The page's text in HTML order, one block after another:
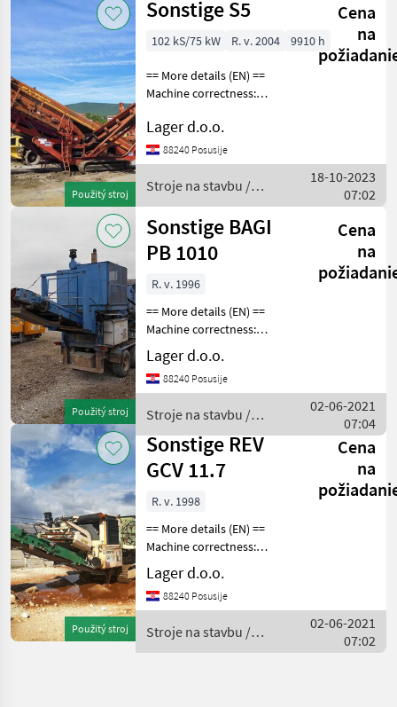
Použitý stroj
Sonstige S5
Cena
na
102 kS/75 kW R. v. 2004 9910 h
== More details (EN) ==
Machine correctness:
dimensions 4200x1500 mm
main belt 1200mm front
belt 1000mm two side belts
650mm vibrating gri
Lager d.o.o.
88240 Posusije
Stroje na stavbu /
Sonstige
18-10-2023
07:02
Použitý stroj
Sonstige BAGI
PB 1010
Cena
na
R. v. 1996
== More details (EN) ==
Machine correctness:
Correct Opening entrance:
1020x640 mm brand: BAGI
load capacity: do 130 t/hkg
(impact crusher 3
Lager d.o.o.
88240 Posusije
Stroje na stavbu /
Sonstige
02-06-2021
07:04
Použitý stroj
Sonstige REV
GCV 11.7
Cena
na
R. v. 1998
== More details (EN) ==
Machine correctness:
Correct rotary mill with 4
beams inlet 900x800mm
6m3 hooper 800mm wide
500mm width vibrating f
Lager d.o.o.
88240 Posusije
Stroje na stavbu /
Sonstige
02-06-2021
07:02